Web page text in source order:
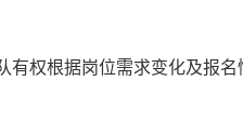
有权根据岗位需求变化及报